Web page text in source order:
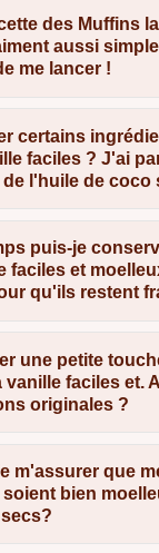
des Muffins
aussi
me lancer !
certains
faciles ? J'ai
de l'huile de coco
puis-je
faciles et
qu'ils restent
une petite
vanille faciles et.
originales ?
m'assurer que
soient bien